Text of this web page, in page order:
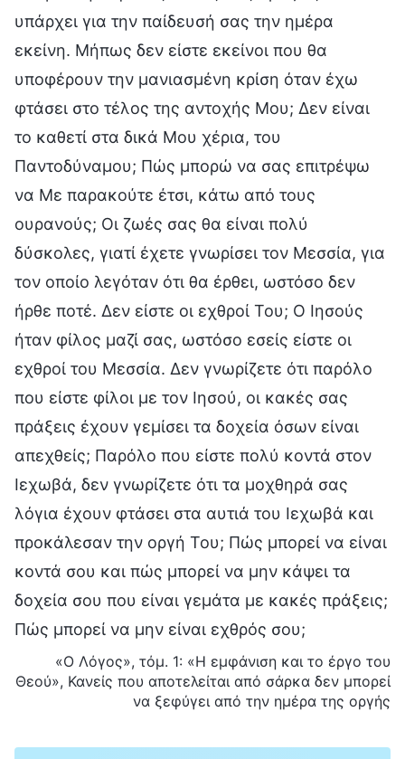
υπάρχει για την παίδευσή σας την ημέρα
εκείνη. Μήπως δεν είστε εκείνοι που θα
υποφέρουν την μανιασμένη κρίση όταν έχω
φτάσει στο τέλος της αντοχής Μου; Δεν είναι
το καθετί στα δικά Μου χέρια, του
Παντοδύναμου; Πώς μπορώ να σας επιτρέψω
να Με παρακούτε έτσι, κάτω από τους
ουρανούς; Οι ζωές σας θα είναι πολύ
δύσκολες, γιατί έχετε γνωρίσει τον Μεσσία, για
τον οποίο λεγόταν ότι θα έρθει, ωστόσο δεν
ήρθε ποτέ. Δεν είστε οι εχθροί Του; Ο Ιησούς
ήταν φίλος μαζί σας, ωστόσο εσείς είστε οι
εχθροί του Μεσσία. Δεν γνωρίζετε ότι παρόλο
που είστε φίλοι με τον Ιησού, οι κακές σας
πράξεις έχουν γεμίσει τα δοχεία όσων είναι
απεχθείς; Παρόλο που είστε πολύ κοντά στον
Ιεχωβά, δεν γνωρίζετε ότι τα μοχθηρά σας
λόγια έχουν φτάσει στα αυτιά του Ιεχωβά και
προκάλεσαν την οργή Του; Πώς μπορεί να είναι
κοντά σου και πώς μπορεί να μην κάψει τα
δοχεία σου που είναι γεμάτα με κακές πράξεις;
Πώς μπορεί να μην είναι εχθρός σου;
«Ο Λόγος», τόμ. 1: «Η εμφάνιση και το έργο του
Θεού», Κανείς που αποτελείται από σάρκα δεν μπορεί
να ξεφύγει από την ημέρα της οργής